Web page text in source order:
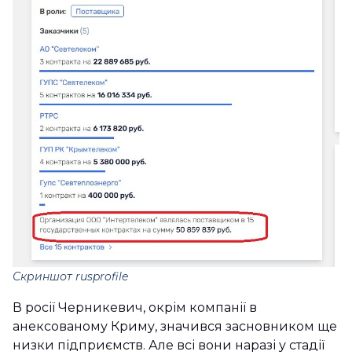
Скриншот rusprofile
В росії Черникевич, окрім компанії в
анексованому Криму, значився засновником ще
низки підприємств. Але всі вони наразі у стадії